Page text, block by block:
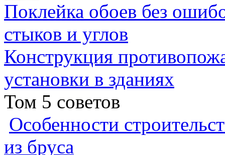
Поклейка обоев без
стыков и углов
Конструкция
установки в зданиях
Том 5 советов
Особенности
из бруса